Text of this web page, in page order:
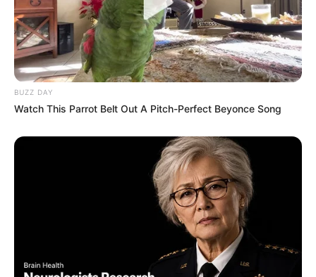
BUZZ DAY
Watch This Parrot Belt Out A Pitch-Perfect Beyonce Song